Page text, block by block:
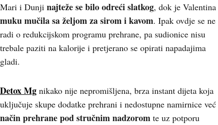
Mari i Dunji najteže se bilo odreći slatkog, dok je Valentina
muku mučila sa željom za sirom i kavom. Ipak ovdje se ne
radi o redukcijskom programu prehrane, pa sudionice nisu
trebale paziti na kalorije i pretjerano se opirati napadajima
gladi.
Detox Mg nikako nije nepromišljena, brza instant dijeta koja
uključuje skupe dodatke prehrani i nedostupne namirnice već
način prehrane pod stručnim nadzorom te uz potporu